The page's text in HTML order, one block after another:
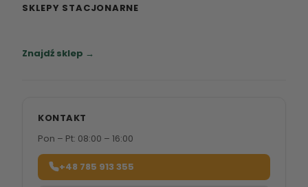
SKLEPY STACJONARNE
Znajdź sklep →
KONTAKT
Pon – Pt: 08:00 – 16:00
+48 785 913 355